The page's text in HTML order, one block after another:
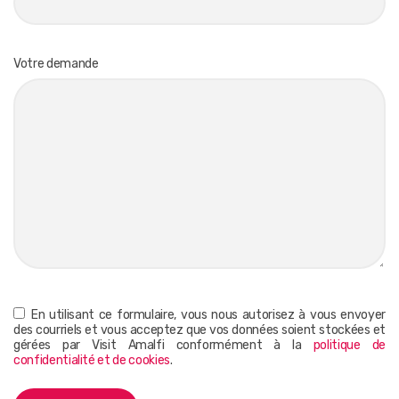
Votre demande
En utilisant ce formulaire, vous nous autorisez à vous envoyer
des courriels et vous acceptez que vos données soient stockées et
gérées par Visit Amalfi conformément à la politique de
confidentialité et de cookies.